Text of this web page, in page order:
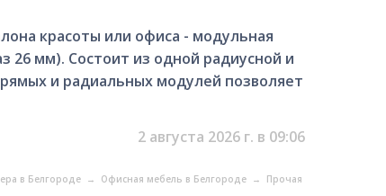
красоты или офиса - модульная
26 мм). Состоит из одной радиусной и
и радиальных модулей позволяет
2 августа 2026 г. в 09:06
в Белгороде → Офисная мебель в Белгороде → Прочая